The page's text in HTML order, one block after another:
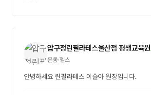
압구정린필라테스울산점 평생교육원
운동·헬스
안녕하세요 린필라테스 이슬아 원장입니다.